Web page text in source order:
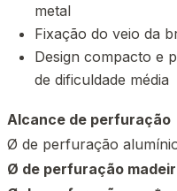
metal
Fixação do veio da
Design compacto e
de dificuldade média
Alcance de perfuração
Ø de perfuração
Ø de perfuração